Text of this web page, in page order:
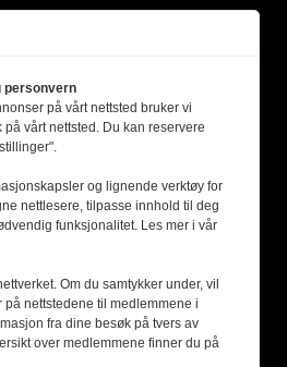
personvern
på vårt nettsted bruker vi
vårt nettsted. Du kan reservere
og lignende verktøy for
nettlesere, tilpasse innhold til deg
funksjonalitet. Les mer i vår
Om du samtykker under, vil
nettstedene til medlemmene i
fra dine besøk på tvers av
over medlemmene finner du på